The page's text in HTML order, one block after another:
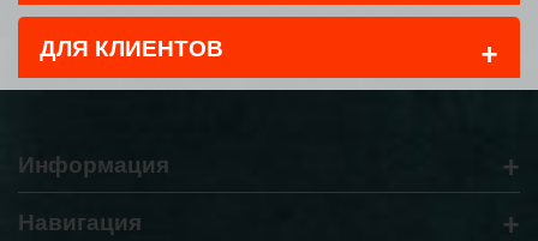
ДЛЯ КЛИЕНТОВ +
Информация +
Навигация +